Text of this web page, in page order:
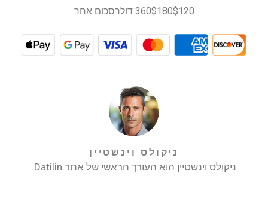
$120
$180360 דולר סכום אחר
ניקולס וינשטיין
ניקולס וינשטיין הוא העורך הראשי של אתר Datilin.